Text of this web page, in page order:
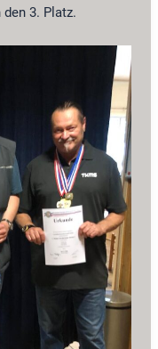
3. Platz.